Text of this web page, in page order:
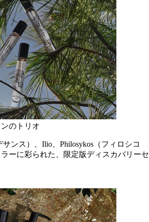
のトリオ
サンス）、Ilio、Philosykos（フィロシコ
ーに彩られた、限定版ディスカバリーセ